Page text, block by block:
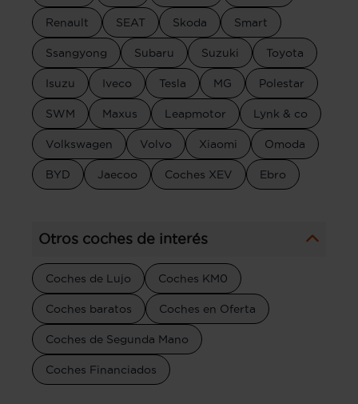
Renault SEAT Skoda Smart
Ssangyong Subaru Suzuki Toyota
Isuzu Iveco Tesla MG Polestar
SWM Maxus Leapmotor Lynk & co
Volkswagen Volvo Xiaomi Omoda
BYD Jaecoo Coches XEV Ebro
Otros coches de interés
Coches de Lujo Coches KM0
Coches baratos Coches en Oferta
Coches de Segunda Mano
Coches Financiados